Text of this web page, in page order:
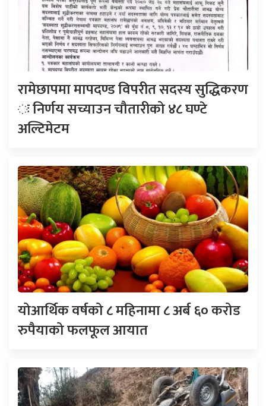
रामेछापमा मापदण्ड विपरीत सदस्य सुद्धिकरण
ः निर्णय सच्याउन चौतारीको ४८ घण्टे
अल्टिमेटम
योआर्थिक वर्षको ८ महिनामा ८ अर्ब ६० करोड
रुपैयाको फलफूल आयात